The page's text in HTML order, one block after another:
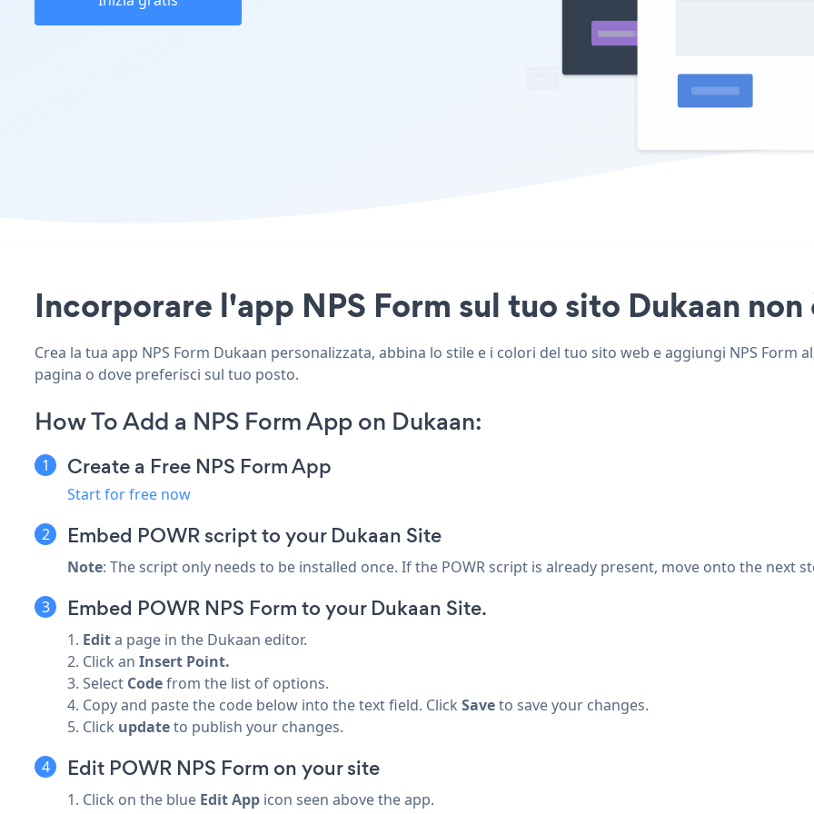
Incorporare l'app NPS Form sul tuo sito Dukaan
Crea la tua app NPS Form Dukaan personalizzata, abbina lo stile e i colori del tuo sito web e aggiungi NPS Form
pagina o dove preferisci sul tuo posto.
How To Add a NPS Form App on Dukaan:
Create a Free NPS Form App
Start for free now
Embed POWR script to your Dukaan Site
Note: The script only needs to be installed once. If the POWR script is already present, move onto the next
Embed POWR NPS Form to your Dukaan Site.
1. Edita page in the Dukaan editor.
2. Click an Insert Point.
3. Select Codefrom the list of options.
4. Copy and paste the code below into the text field. Click Saveto save your changes.
5. Click updateto publish your changes.
Edit POWR NPS Form on your site
1. Click on the blue Edit App icon seen above the app.